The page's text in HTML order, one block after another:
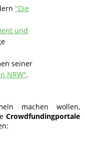
"Die
und
seiner
NRW".
machen wollen,
Crowdfundingportale